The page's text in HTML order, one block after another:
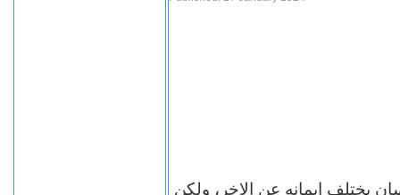
يختلف إيمانه عن الاخر، ولكن